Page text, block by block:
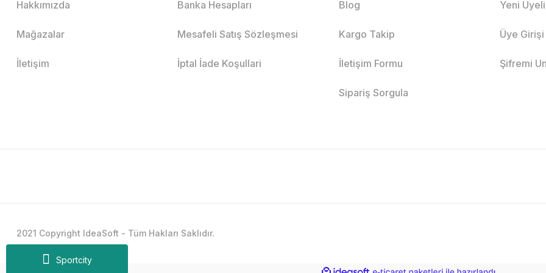
Sportcity
Hakkımızda
Mağazalar
İletişim
Banka Hesapları
Mesafeli Satış Sözleşmesi
İptal İade Koşullari
Blog
Kargo Takip
İletişim Formu
Sipariş Sorgula
Yeni
Üye Girişi
Şifremi
2021 Copyright IdeaSoft - Tüm Hakları Saklıdır.